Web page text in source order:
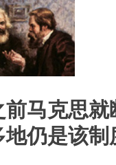
前马克思
地仍是该